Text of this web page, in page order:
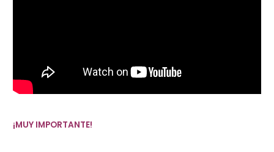
¡MUY IMPORTANTE!